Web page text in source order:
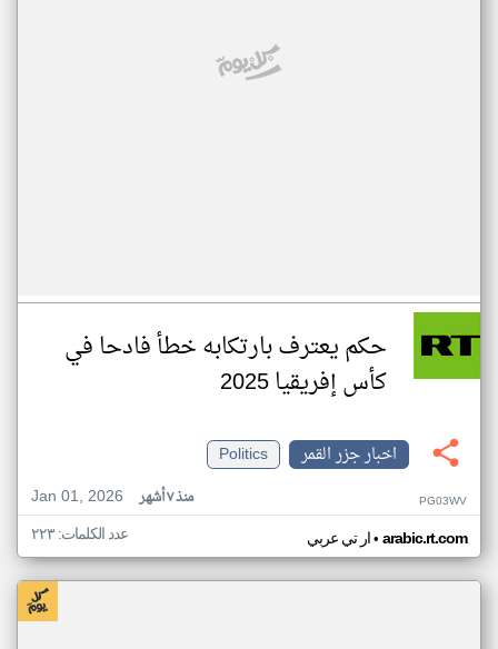
حكم يعترف بارتكابه خطأ فادحا في
كأس إفريقيا 2025
اخبار جزر القمر
Politics
Jan 01, 2026
منذ ٧ أشهر PG03WV
ار تي عربي• arabic.rt.com عدد الكلمات: ٢٢٣